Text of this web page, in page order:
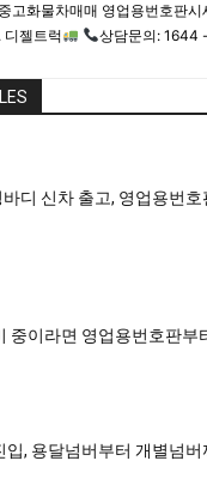
고화물차매매 영업용번호판
디젤트럭
상담문의: 1644
디 신차 출고, 영업용번
중이라면 영업용번호판부
입, 용달넘버부터 개별넘